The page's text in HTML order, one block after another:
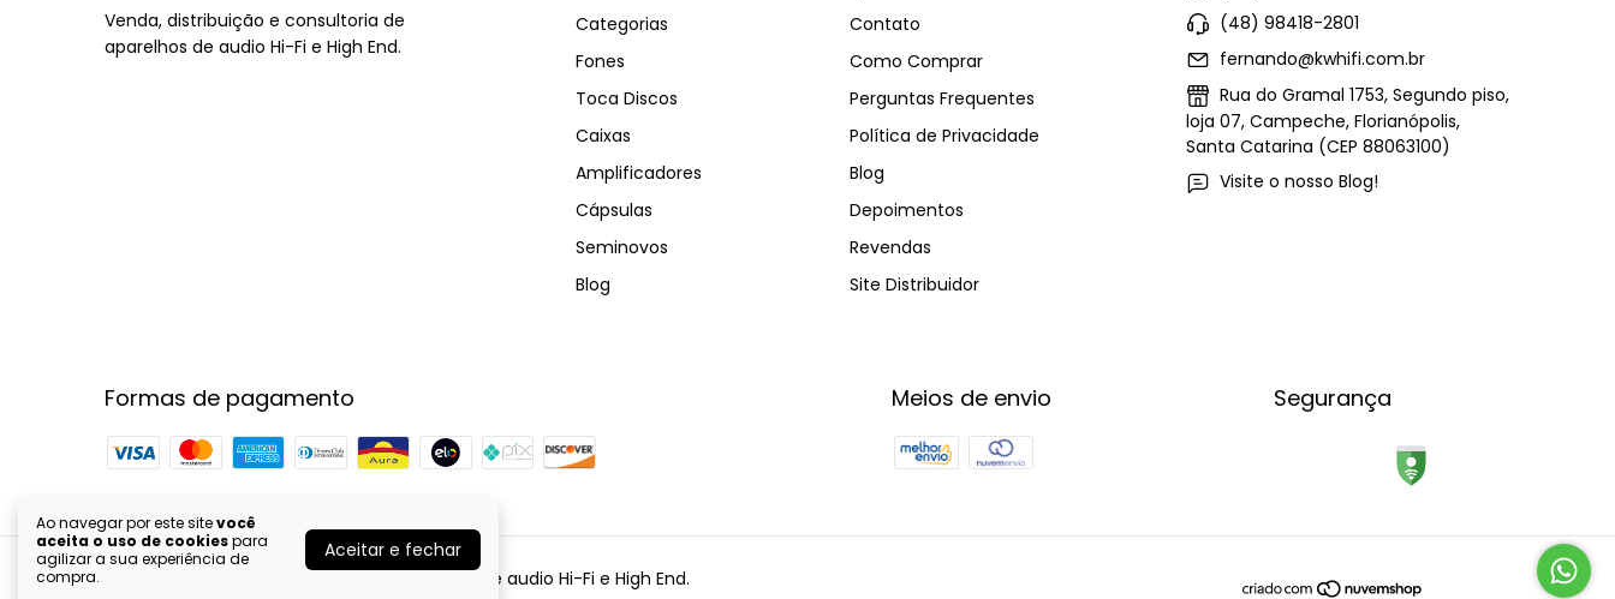
Ao navegar por este sitevocê
aceita o uso de cookiespara
agilizar a sua experiência de
compra.
Aceitar e fechar
Venda, distribuição e consultoria de
aparelhos de audio Hi-Fi e High End.
Categorias
Fones
Toca Discos
Caixas
Amplificadores
Cápsulas
Seminovos
Blog
Contato
Como Comprar
Perguntas Frequentes
Política de Privacidade
Blog
Depoimentos
Revendas
Site Distribuidor
(48) 98418-2801
fernando@kwhifi.com.br
Rua do Gramal 1753, Segundo piso,
loja 07, Campeche, Florianópolis,
Santa Catarina (CEP 88063100)
Visite o nosso Blog!
Formas de pagamento Meios de envio Segurança
KW hi-fi - Venda e distribuição de aparelhos de audio Hi-Fi e High End.